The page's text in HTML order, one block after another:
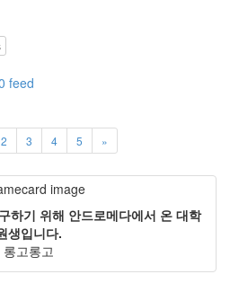
feed
2 3 4 5 »
하기 위해 안드로메다에서 온 대학
생입니다.
롱고롱고